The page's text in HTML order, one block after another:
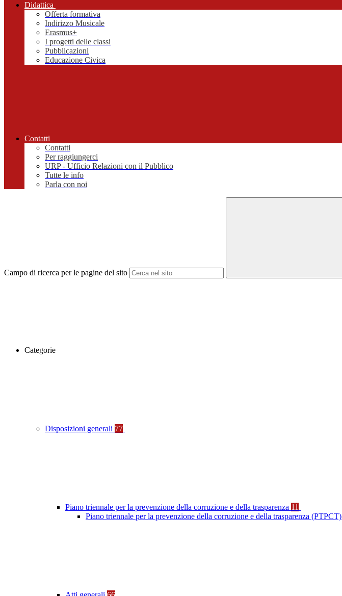
Didattica
Offerta formativa
Indirizzo Musicale
Erasmus+
I progetti delle classi
Pubblicazioni
Educazione Civica
Contatti
Contatti
Per raggiungerci
URP - Ufficio Relazioni con il Pubblico
Tutte le info
Parla con noi
Campo di ricerca per le pagine del sito
Categorie
Disposizioni generali 77
Piano triennale per la prevenzione della corruzione e della trasparenza 11
Piano triennale per la prevenzione della corruzione e della trasparenza (PTPCT)